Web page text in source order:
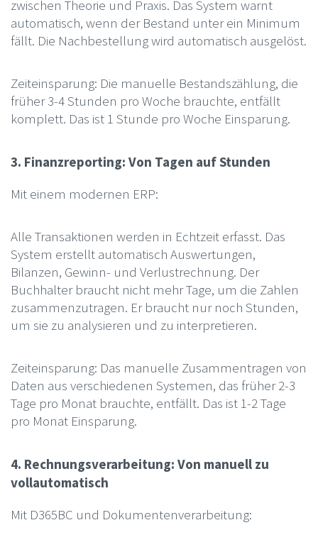
zwischen Theorie und Praxis. Das System warnt
automatisch, wenn der Bestand unter ein Minimum
fällt. Die Nachbestellung wird automatisch ausgelöst.
Zeiteinsparung: Die manuelle Bestandszählung, die
früher 3-4 Stunden pro Woche brauchte, entfällt
komplett. Das ist 1 Stunde pro Woche Einsparung.
3. Finanzreporting: Von Tagen auf Stunden
Mit einem modernen ERP:
Alle Transaktionen werden in Echtzeit erfasst. Das
System erstellt automatisch Auswertungen,
Bilanzen, Gewinn- und Verlustrechnung. Der
Buchhalter braucht nicht mehr Tage, um die Zahlen
zusammenzutragen. Er braucht nur noch Stunden,
um sie zu analysieren und zu interpretieren.
Zeiteinsparung: Das manuelle Zusammentragen von
Daten aus verschiedenen Systemen, das früher 2-3
Tage pro Monat brauchte, entfällt. Das ist 1-2 Tage
pro Monat Einsparung.
4. Rechnungsverarbeitung: Von manuell zu
vollautomatisch
Mit D365BC und Dokumentenverarbeitung: